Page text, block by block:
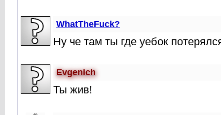
WhatTheFuck?
Ну че там ты где уебок
Evgenich
Ты жив!